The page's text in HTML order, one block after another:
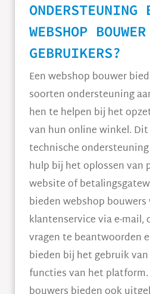
WEBSHOP
GEBRUIKERS?
Een webshop bouwer
soorten ondersteuning
hen te helpen bij het
van hun online winkel.
technische
hulp bij het oplossen van
website of
bieden webshop bouwers
klantenservice via e-
vragen te beantwoorden
bieden bij het gebruik
functies van het